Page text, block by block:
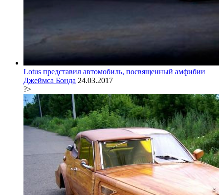
Lotus представил автомобиль, посвященный амфибии
Джеймса Бонда 24.03.2017
?>